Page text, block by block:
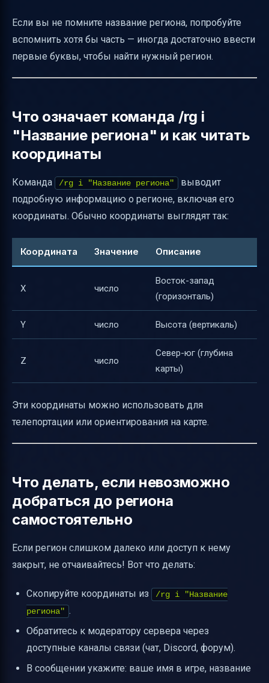
Если вы не помните название региона, попробуйте
вспомнить хотя бы часть — иногда достаточно ввести
первые буквы, чтобы найти нужный регион.
Что означает команда /rg i
"Название региона" и как читать
координаты
Команда /rg i "Название региона"
выводит
подробную информацию о регионе, включая его
координаты. Обычно координаты выглядят так:
Координата Значение Описание
X число
Восток-запад
(горизонталь)
Y число Высота (вертикаль)
Z число
Север-юг (глубина
карты)
Эти координаты можно использовать для
телепортации или ориентирования на карте.
Что делать, если невозможно
добраться до региона
самостоятельно
Если регион слишком далеко или доступ к нему
закрыт, не отчаивайтесь! Вот что делать:
Скопируйте координаты из
/rg i "Название
региона" .
Обратитесь к модератору сервера через
доступные каналы связи (чат, Discord, форум).
В сообщении укажите: ваше имя в игре, название